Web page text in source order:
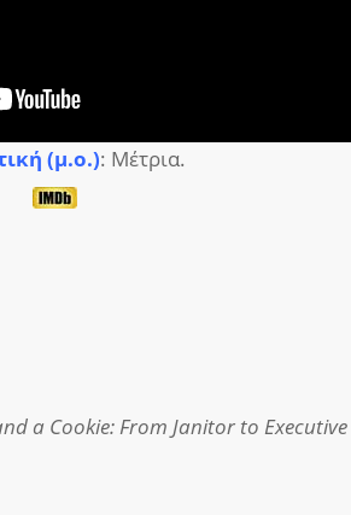
(μ.ο.): Μέτρια.
a Cookie: From Janitor to Executive